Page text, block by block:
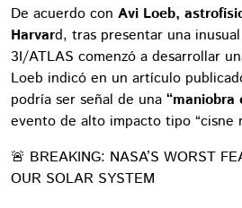
De acuerdo con Avi Loeb,
Harvard, tras presentar una
3I/ATLAS comenzó a desarrollar
Loeb indicó en un artículo
podría ser señal de una “maniobra
evento de alto impacto tipo “cisne
🚨 BREAKING: NASA’S WORST
OUR SOLAR SYSTEM